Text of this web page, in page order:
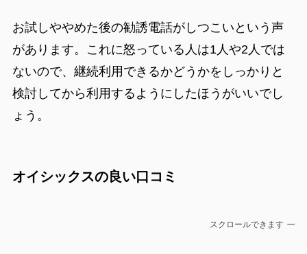
お試しややめた後の勧誘電話がしつこいという声
があります。これに怒っている人は1人や2人では
ないので、継続利用できるかどうかをしっかりと
検討してから利用するようにしたほうがいいでし
ょう。
オイシックスの良い口コミ
スクロールできます